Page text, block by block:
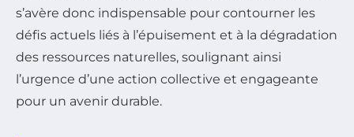
s’avère donc indispensable pour contourner les
défis actuels liés à l’épuisement et à la dégradation
des ressources naturelles, soulignant ainsi
l’urgence d’une action collective et engageante
pour un avenir durable.